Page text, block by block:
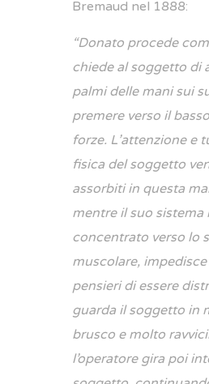
Bremaud nel 1888:
“Donato procede
chiede al soggetto di
palmi delle mani sui
premere verso il
forze. L’attenzione e
fisica del soggetto
assorbiti in questa
mentre il suo sistema
concentrato verso lo
muscolare,
pensieri di essere
guarda il soggetto in
brusco e molto
l’operatore gira poi